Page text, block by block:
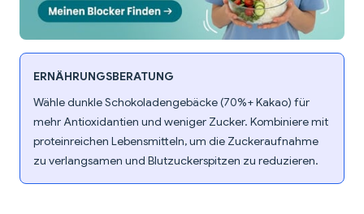
ERNÄHRUNGSBERATUNG
Wähle dunkle Schokoladengebäcke (70%+ Kakao) für
mehr Antioxidantien und weniger Zucker. Kombiniere mit
proteinreichen Lebensmitteln, um die Zuckeraufnahme
zu verlangsamen und Blutzuckerspitzen zu reduzieren.